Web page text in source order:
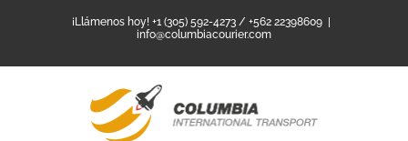
¡Llámenos hoy! +1 (305) 592-4273 / +562 22398609
info@columbiacourier.com